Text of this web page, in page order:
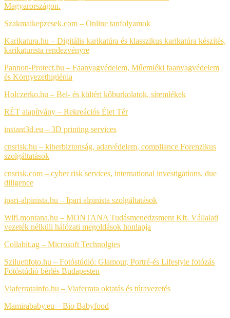
Magyarországon.
Szakmaikepzesek.com – Online tanfolyamok
Karikatura.hu – Digitális karikatúra és klasszikus karikatúra készítés,
karikaturista rendezvényre
Pannon-Protect.hu – Faanyagvédelem, Műemléki faanyagvédelem
és Környezethigiénia
Holczerko.hu – Bel- és kültéri kőburkolatok, síremlékek
RÉT alapítvány – Rekreációs Élet Tér
instant3d.eu – 3D printing services
cnsrisk.hu – kiberbiztonság, adatvédelem, compliance Forenzikus
szolgáltatások
cnsrisk.com – cyber risk services, international investigations, due
diligence
ipari-alpinista.hu – Ipari alpinista szolgáltatások
Wifi.montana.hu – MONTANA Tudásmenedzsment Kft. Vállalati
vezeték nélküli hálózati megoldások honlapja
Collabit.ag – Microsoft Technolgies
Sziluettfoto.hu – Fotóstúdió: Glamour, Portré-és Lifestyle fotózás
Fotóstúdió bérlés Budapesten
Viaferratainfo.hu – Viaferrata oktatás és túravezetés
Mamirababy.eu – Bio Babyfood